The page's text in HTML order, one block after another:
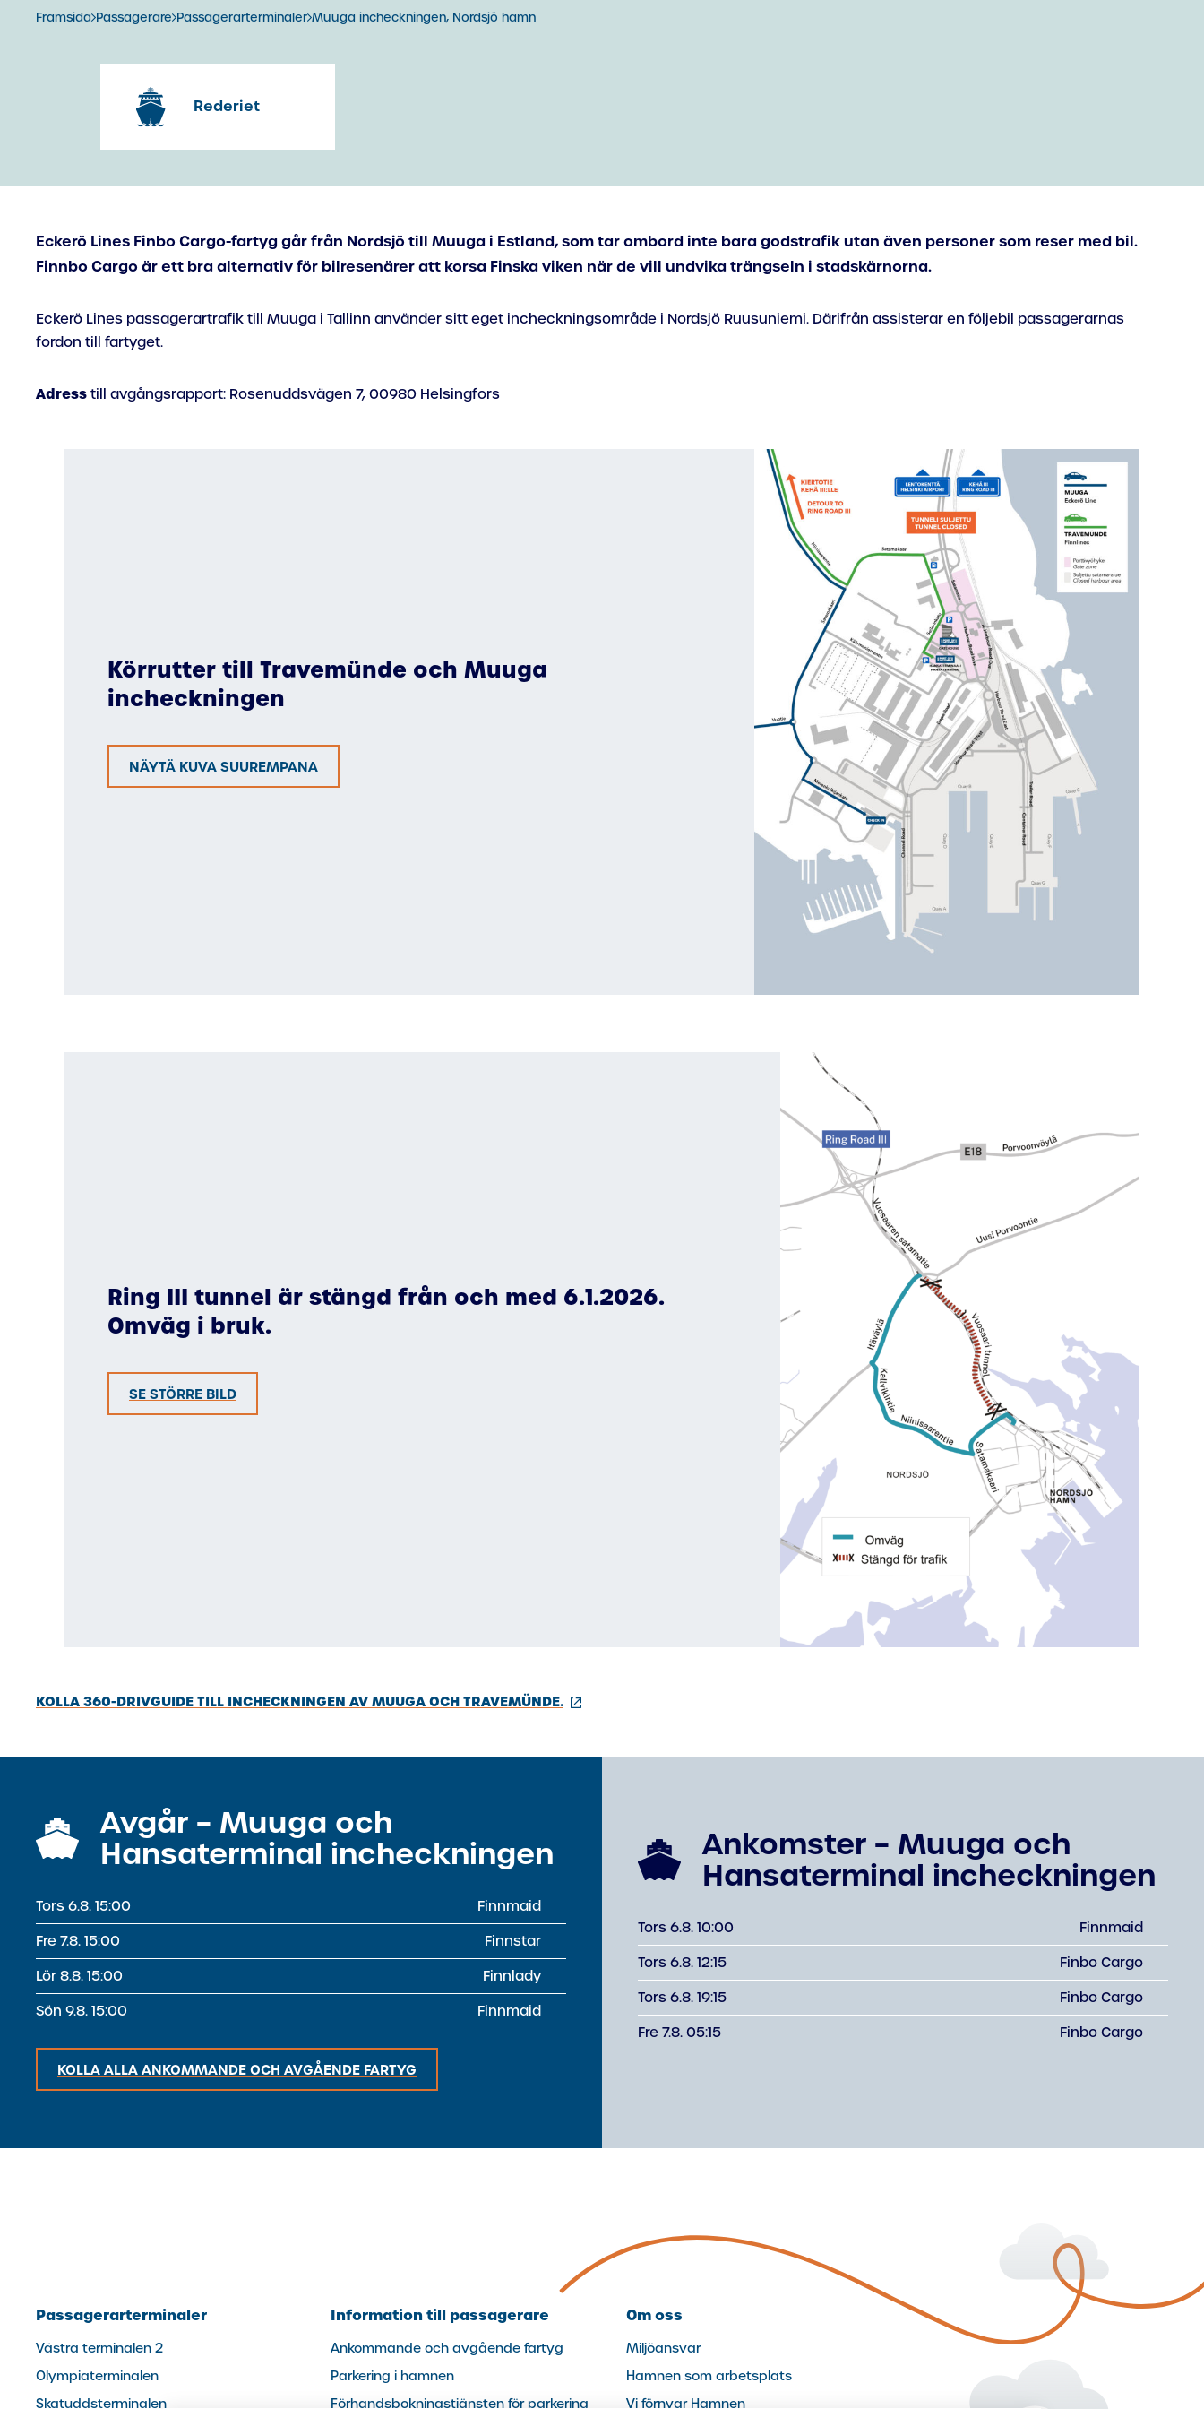
Framsida Passagerare Passagerarterminaler Muuga incheckningen, Nordsjö hamn
Rederiet
Eckerö Lines Finbo Cargo-fartyg går från Nordsjö till Muuga i Estland, som tar ombord inte bara godstrafik utan även personer som reser med bil.
Finnbo Cargo är ett bra alternativ för bilresenärer att korsa Finska viken när de vill undvika trängseln i stadskärnorna.
Eckerö Lines passagerartrafik till Muuga i Tallinn använder sitt eget incheckningsområde i Nordsjö Ruusuniemi. Därifrån assisterar en följebil passagerarnas
fordon till fartyget.
Adress till avgångsrapport: Rosenuddsvägen 7, 00980 Helsingfors
Körrutter till Travemünde och Muuga
incheckningen
NÄYTÄ KUVA SUUREMPANA
Ring III tunnel är stängd från och med 6.1.2026.
Omväg i bruk.
SE STÖRRE BILD
KOLLA 360-DRIVGUIDE TILL INCHECKNINGEN AV MUUGA OCH TRAVEMÜNDE.(extern
Avgår – Muuga och
Hansaterminal incheckningen
Tors 6.8. 15:00
Finnmaid
Fre 7.8. 15:00
Finnstar
Lör 8.8. 15:00
Finnlady
Sön 9.8. 15:00
Finnmaid
KOLLA ALLA ANKOMMANDE OCH AVGÅENDE FARTYG
Ankomster – Muuga och
Hansaterminal incheckningen
Tors 6.8. 10:00
Finnmaid
Tors 6.8. 12:15
Finbo Cargo
Tors 6.8. 19:15
Finbo Cargo
Fre 7.8. 05:15
Finbo Cargo
Passagerarterminaler
Västra terminalen 2
Olympiaterminalen
Skatuddsterminalen
Information till passagerare
Ankommande och avgående fartyg
Parkering i hamnen
Förhandsbokningstjänsten för parkering (extern
Om oss
Miljöansvar
Hamnen som arbetsplats
Vi förnyar Hamnen